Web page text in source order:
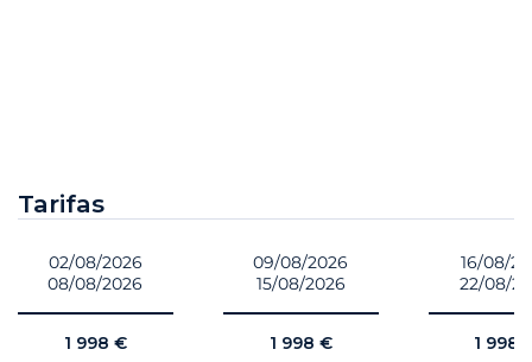
Tarifas
02/08/2026
08/08/2026
1 998 €
09/08/2026
15/08/2026
1 998 €
16/08/
22/08/
1 998